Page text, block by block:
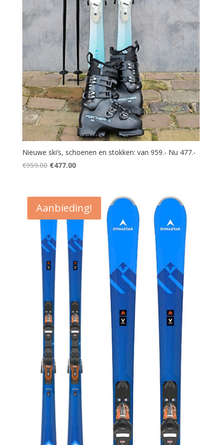
Nieuwe ski’s, schoenen en stokken: van 959.- Nu 477.-
€959.00 Oorspronkelijke
€959.00.
€477.00Huidige
€477.00.
Aanbieding!